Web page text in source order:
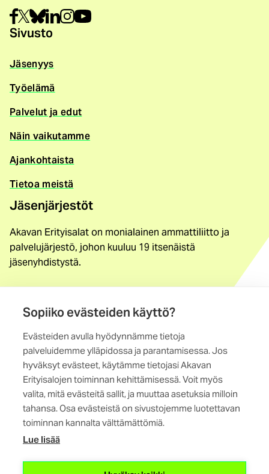
Sopiiko evästeiden käyttö?
Evästeiden avulla hyödynnämme tietoja
palveluidemme ylläpidossa ja parantamisessa. Jos
hyväksyt evästeet, käytämme tietojasi Akavan
Erityisalojen toiminnan kehittämisessä. Voit myös
valita, mitä evästeitä sallit, ja muuttaa asetuksia milloin
tahansa. Osa evästeistä on sivustojemme luotettavan
toiminnan kannalta välttämättömiä.
Lue lisää
Sivusto
Jäsenyys
Työelämä
Palvelut ja edut
Näin vaikutamme
Ajankohtaista
Tietoa meistä
Jäsenjärjestöt
Akavan Erityisalat on monialainen ammattiliitto ja
palvelujärjestö, johon kuuluu 19 itsenäistä
jäsenyhdistystä.
Löydä jäsenyhdistys
Yhteystiedot
Maistraatinportti 4 A, 6. krs
00240 Helsinki
Kaikki yhteystiedot
(ulkoinen